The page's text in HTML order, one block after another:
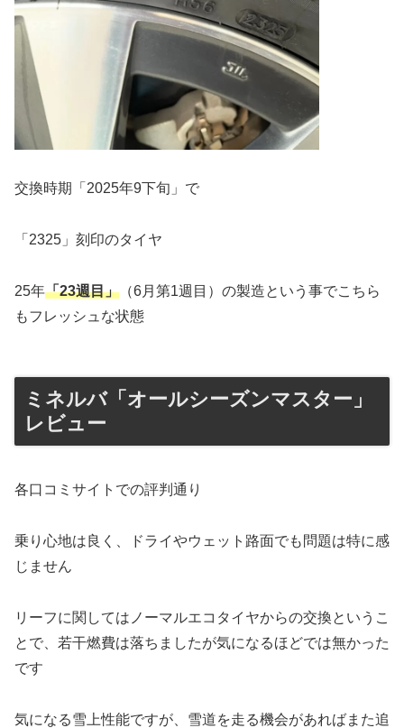
交換時期「2025年9下旬」で
「2325」刻印のタイヤ
25年「23週目」 （6月第1週目）の製造という事でこちら
もフレッシュな状態
ミネルバ「オールシーズンマスター」
レビュー
各口コミサイトでの評判通り
乗り心地は良く、ドライやウェット路面でも問題は特に感
じません
リーフに関してはノーマルエコタイヤからの交換というこ
とで、若干燃費は落ちましたが気になるほどでは無かった
です
気になる雪上性能ですが、雪道を走る機会があればまた追